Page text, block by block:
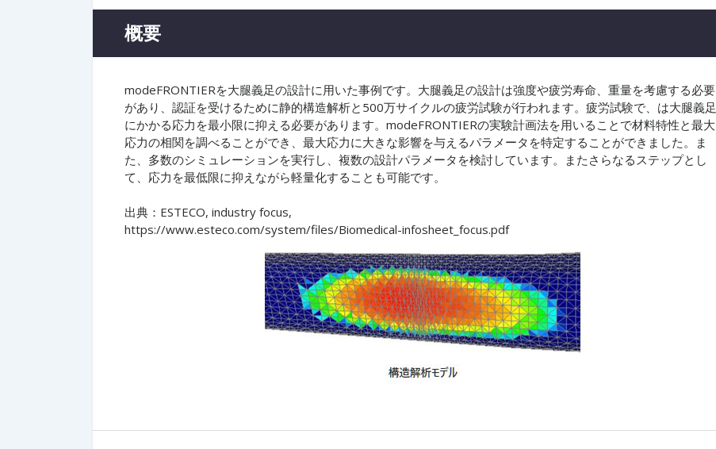
概要
modeFRONTIERを大腿義足の設計に用いた事例です。大腿義足の設計は強度や疲労寿命、重量を考慮する必要
があり、認証を受けるために静的構造解析と500万サイクルの疲労試験が行われます。疲労試験で、は大腿義足
にかかる応力を最小限に抑える必要があります。modeFRONTIERの実験計画法を用いることで材料特性と最大
応力の相関を調べることができ、最大応力に大きな影響を与えるパラメータを特定することができました。ま
た、多数のシミュレーションを実行し、複数の設計パラメータを検討しています。またさらなるステップとし
て、応力を最低限に抑えながら軽量化することも可能です。
出典：ESTECO, industry focus,
https://www.esteco.com/system/files/Biomedical-infosheet_focus.pdf